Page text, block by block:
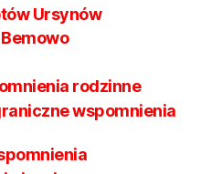
Ursynów
rodzinne
wspomnienia